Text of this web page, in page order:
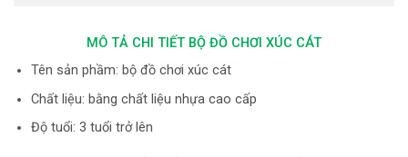
MÔ TẢ CHI TIẾT BỘ ĐỒ CHƠI XÚC CÁT
Tên sản phầm: bộ đồ chơi xúc cát
Chất liệu: bằng chất liệu nhựa cao cấp
Độ tuổi: 3 tuổi trở lên